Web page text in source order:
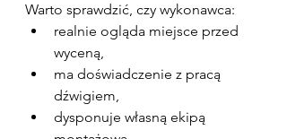
Warto sprawdzić, czy wykonawca:
realnie ogląda miejsce przed
wyceną,
ma doświadczenie z pracą
dźwigiem,
dysponuje własną ekipą